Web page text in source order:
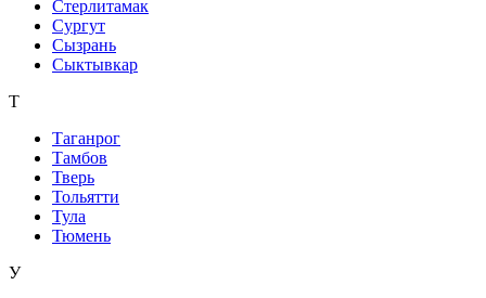
Стерлитамак
Сургут
Сызрань
Сыктывкар
Т
Таганрог
Тамбов
Тверь
Тольятти
Тула
Тюмень
У